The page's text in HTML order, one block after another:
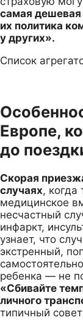
самая дешевая
их политика
у других».
Список
Европе,
до
Скорая
случаях, когда
медицинское
несчастный
инфаркт,
узнает, что
экстренный,
ребенка — не
«Сбивайте
личного
типичный